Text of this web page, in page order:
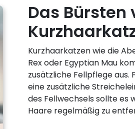
Das Bürsten
Kurzhaarkatzen wie die
Rex oder Egyptian Mau
zusätzliche Fellpflege aus.
eine zusätzliche
des Fellwechsels sollte es
Haare regelmäßig zu